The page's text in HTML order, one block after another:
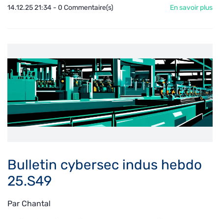
14.12.25 21:34 - 0 Commentaire(s) En savoir plus
Bulletin cybersec indus hebdo
25.S49
Par Chantal